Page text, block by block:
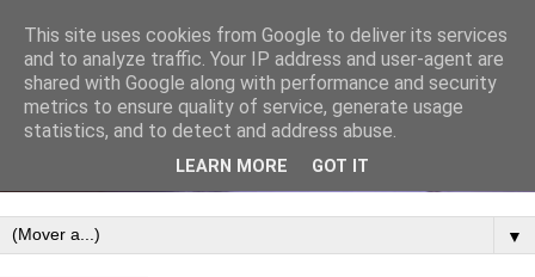
▼
This site uses cookies from Google to deliver its services
and to analyze traffic. Your IP address and user-agent are
shared with Google along with performance and security
metrics to ensure quality of service, generate usage
statistics, and to detect and address abuse.
LEARN MORE GOT IT